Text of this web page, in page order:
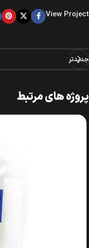
View Project
جدیدتر
پروژه های مرتبط